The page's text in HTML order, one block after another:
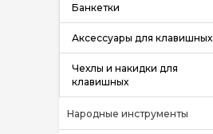
Банкетки
Аксессуары для клавишных
Чехлы и накидки для
клавишных
Народные инструменты